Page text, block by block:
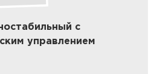
с
управлением